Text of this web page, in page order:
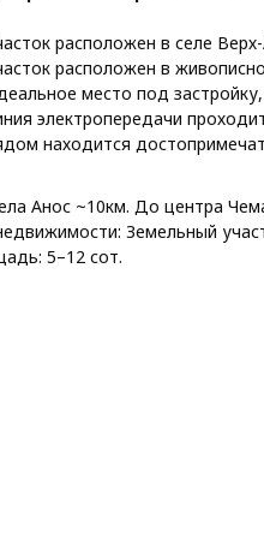
расположен в селе
расположен в
место под
электропередачи
находится
Анос ~10км. До центра
Земельный
5–12 сот.